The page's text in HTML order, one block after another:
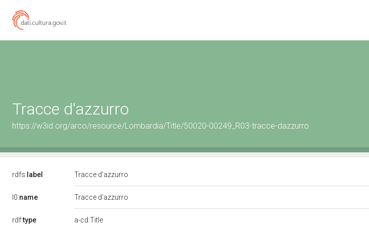
Tracce d'azzurro
https://w3id.org/arco/resource/Lombardia/Title/50020-00249_R03-tracce-dazzurro
rdfs: label Tracce d'azzurro
l0:name Tracce d'azzurro
rdf:type
a-cd:Title